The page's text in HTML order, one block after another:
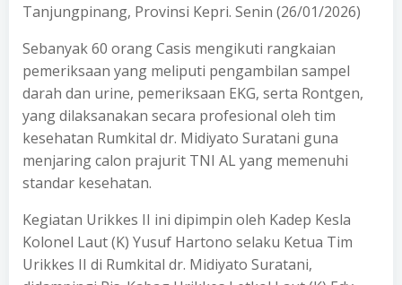
Tanjungpinang, Provinsi Kepri. Senin (26/01/2026)
Sebanyak 60 orang Casis mengikuti rangkaian
pemeriksaan yang meliputi pengambilan sampel
darah dan urine, pemeriksaan EKG, serta Rontgen,
yang dilaksanakan secara profesional oleh tim
kesehatan Rumkital dr. Midiyato Suratani guna
menjaring calon prajurit TNI AL yang memenuhi
standar kesehatan.
Kegiatan Urikkes II ini dipimpin oleh Kadep Kesla
Kolonel Laut (K) Yusuf Hartono selaku Ketua Tim
Urikkes II di Rumkital dr. Midiyato Suratani,